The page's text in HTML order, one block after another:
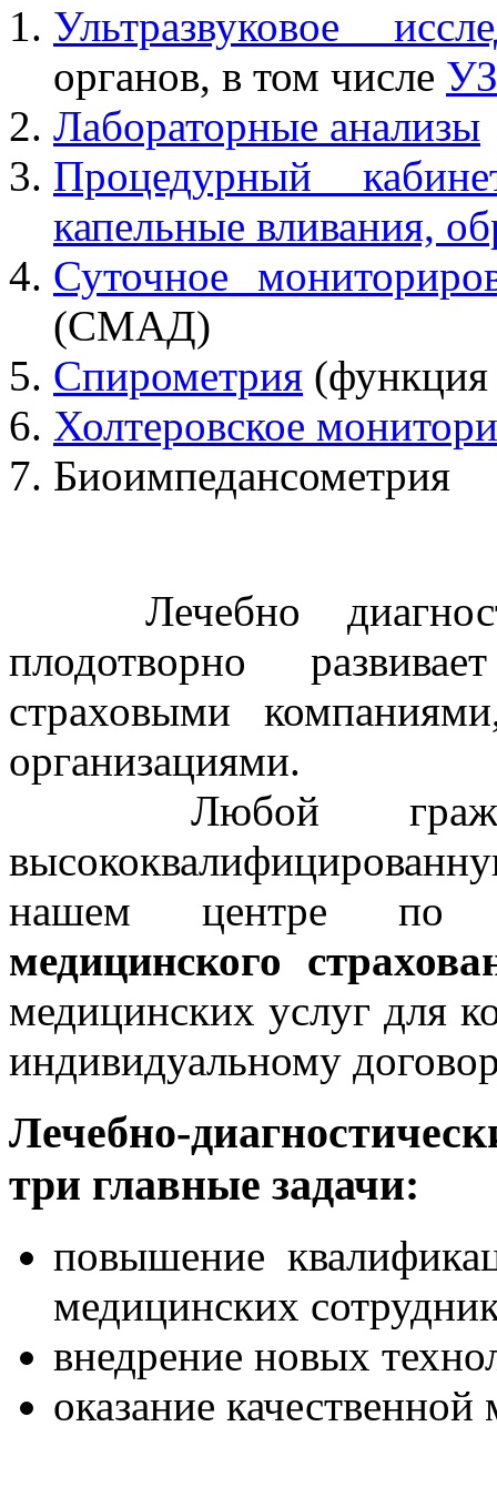
Ультразвуковое
органов, в том числе
Лабораторные анализы
Процедурный
капельные вливания,
Суточное
(СМАД)
Спирометрия
Холтеровское
Биоимпедансометрия
Лечебно
плодотворно
страховыми
организациями.
Любой
нашем центре по
медицинского
медицинских услуг для
индивидуальному
Лечебно-
три главные задачи:
повышение
медицинских
внедрение новых
оказание